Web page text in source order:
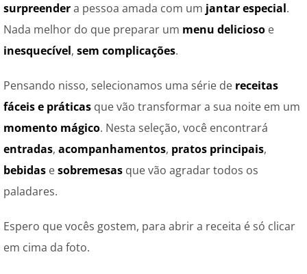
surpreendera pessoa amada com um jantar especial.
Nada melhor do que preparar um menu delicioso e
inesquecível, sem complicações.
Pensando nisso, selecionamos uma série de receitas
fáceis e práticas que vão transformar a sua noite em um
momento mágico. Nesta seleção, você encontrará
entradas, acompanhamentos, pratos principais,
bebidas esobremesas que vão agradar todos os
paladares.
Espero que vocês gostem, para abrir a receita é só clicar
em cima da foto.